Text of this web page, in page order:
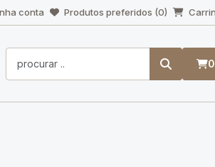
conta Produtos preferidos (0)